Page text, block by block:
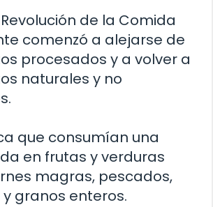
de la Comida
comenzó a alejarse de
procesados y a volver a
naturales y no
que consumían una
en frutas y verduras
magras, pescados,
granos enteros.